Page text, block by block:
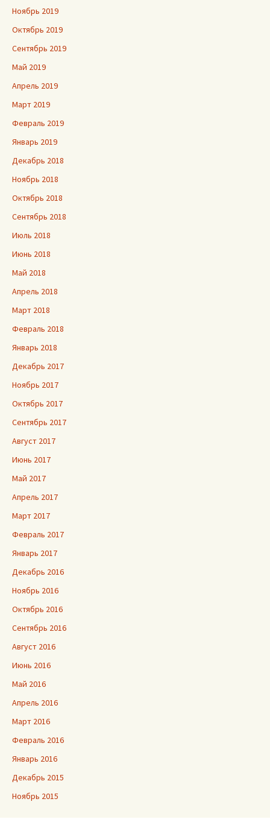
Ноябрь 2019
Октябрь 2019
Сентябрь 2019
Май 2019
Апрель 2019
Март 2019
Февраль 2019
Январь 2019
Декабрь 2018
Ноябрь 2018
Октябрь 2018
Сентябрь 2018
Июль 2018
Июнь 2018
Май 2018
Апрель 2018
Март 2018
Февраль 2018
Январь 2018
Декабрь 2017
Ноябрь 2017
Октябрь 2017
Сентябрь 2017
Август 2017
Июнь 2017
Май 2017
Апрель 2017
Март 2017
Февраль 2017
Январь 2017
Декабрь 2016
Ноябрь 2016
Октябрь 2016
Сентябрь 2016
Август 2016
Июнь 2016
Май 2016
Апрель 2016
Март 2016
Февраль 2016
Январь 2016
Декабрь 2015
Ноябрь 2015